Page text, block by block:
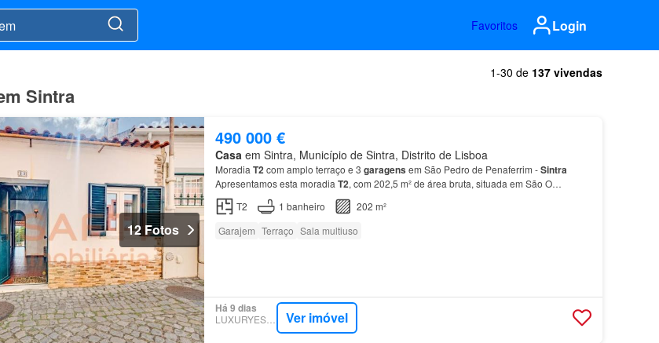
Favoritos Login
1-30 de 137 vivendas
Sintra
12 Fotos
490 000 €
Casaem Sintra, Município de Sintra, Distrito de Lisboa
Moradia T2com amplo terraço e 3 garagens em São Pedro de Penaferrim -Sintra
Apresentamos esta moradia T2, com 202,5 m² de área bruta, situada em São O
verdadeiro destaque é o amplo terraço, um espaço raro nesta
T2 1 banheiro
202 m²
Garajem Terraço Sala multiuso
Há 9 dias
LUXURYESTATE Ver imóvel